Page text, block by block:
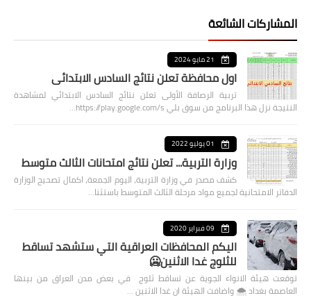
المشاركات الشائعة
21 مايو 2024
اول محافظة تعلن نتائج السادس الابتدائي
تربية الرصافة الأولى تعلن نتائج السادس الابتدائي لمشاهدة
النتيجة نزل هذا البرنامج من سوق بلي https://play.google.com/s…
01 يوليو 2022
وزارة التربية... تعلن نتائج امتحانات الثالث متوسط
كشف مصدر في وزارة التربية، اليوم الجمعة، اكمال تصحيح الوزارة
الدفاتر الامتحانية لجميع مواد مرحلة الثالث المتوسط باستثنا…
09 فبراير 2020
اليكم المحافظات العراقية التي ستشهد تساقط
للثلوج غدا الاثنين🥶
توقعت هيئة الانواء الجوية عن تساقط ثلوج في بعض مدن العراق من بينها
العاصمة بغداد ⁦🌨️⁩ واضافت الهيئة ان غدا الاثنين …